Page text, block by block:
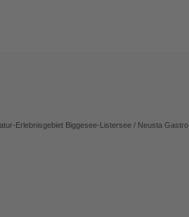
Erlebnisgebiet Biggesee-Listersee / Neusta Gastro